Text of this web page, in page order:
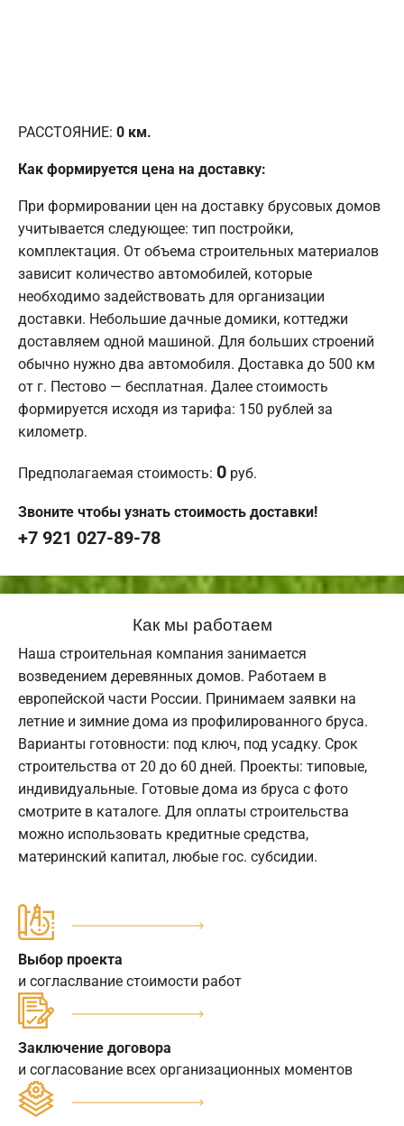
РАССТОЯНИЕ: 0 км.
Как формируется цена на доставку:
При формировании цен на доставку брусовых домов
учитывается следующее: тип постройки,
комплектация. От объема строительных материалов
зависит количество автомобилей, которые
необходимо задействовать для организации
доставки. Небольшие дачные домики, коттеджи
доставляем одной машиной. Для больших строений
обычно нужно два автомобиля. Доставка до 500 км
от г. Пестово — бесплатная. Далее стоимость
формируется исходя из тарифа: 150 рублей за
километр.
Предполагаемая стоимость: 0 руб.
Звоните чтобы узнать стоимость доставки!
+7 921 027-89-78
Как мы работаем
Наша строительная компания занимается
возведением деревянных домов. Работаем в
европейской части России. Принимаем заявки на
летние и зимние дома из профилированного бруса.
Варианты готовности: под ключ, под усадку. Срок
строительства от 20 до 60 дней. Проекты: типовые,
индивидуальные. Готовые дома из бруса с фото
смотрите в каталоге. Для оплаты строительства
можно использовать кредитные средства,
материнский капитал, любые гос. субсидии.
Выбор проекта
и согласлвание стоимости работ
Заключение договора
и согласование всех организационных моментов